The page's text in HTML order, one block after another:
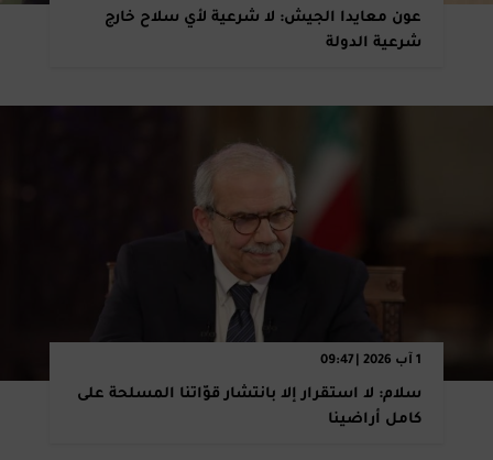
عون معايدا الجيش: لا شرعية لأي سلاح خارج
شرعية الدولة
1 آب 2026 | 09:47
سلام: لا استقرار إلا بانتشار قوّاتنا المسلحة على
كامل أراضينا